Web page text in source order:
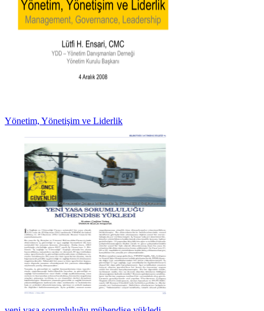
Yönetim, Yönetişim ve Liderlik